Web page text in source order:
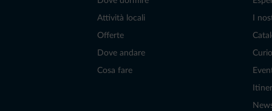
Attività locali
Offerte
Dove andare
Cosa fare
I